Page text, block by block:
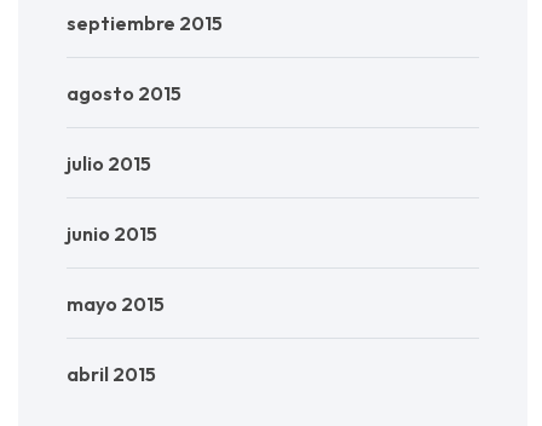
septiembre 2015
agosto 2015
julio 2015
junio 2015
mayo 2015
abril 2015